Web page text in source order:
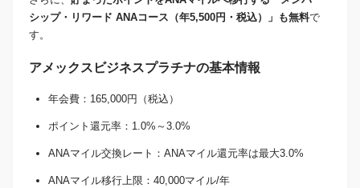
シップ・リワード ANAコース（年5,500円・税込）」も無料で
す。
アメックスビジネスプラチナの基本情報
年会費：165,000円（税込）
ポイント還元率：1.0%～3.0%
ANAマイル交換レート：ANAマイル還元率は最大3.0%
ANAマイル移行上限：40,000マイル/年